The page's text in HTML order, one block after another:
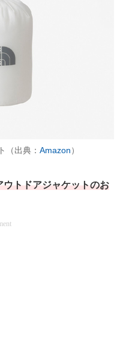
（出典： Amazon）
ウトドアジャケットのお